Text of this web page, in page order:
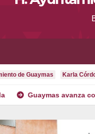
de Guaymas Karla
avanza con nuevas